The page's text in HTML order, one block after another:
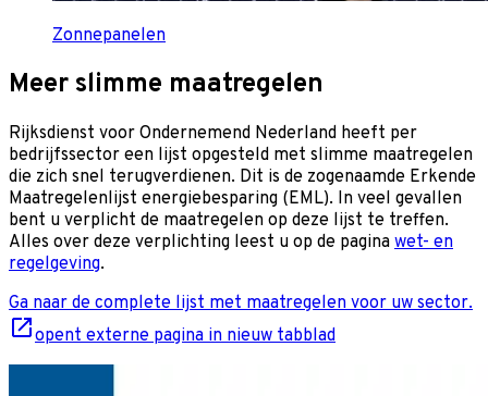
Zonnepanelen
Meer slimme maatregelen
Rijksdienst voor Ondernemend Nederland heeft per
bedrijfssector een lijst opgesteld met slimme maatregelen
die zich snel terugverdienen. Dit is de zogenaamde Erkende
Maatregelenlijst energiebesparing (EML). In veel gevallen
bent u verplicht de maatregelen op deze lijst te treffen.
Alles over deze verplichting leest u op de pagina wet- en
regelgeving.
Ga naar de complete lijst met maatregelen voor uw sector.
opent externe pagina in nieuw tabblad